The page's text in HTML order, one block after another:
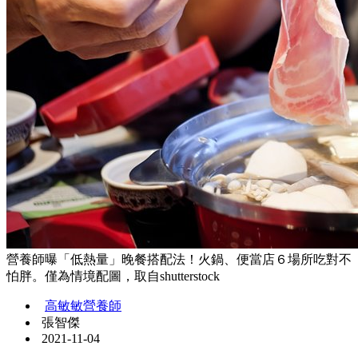
營養師曝「低熱量」晚餐搭配法！火鍋、便當店６場所吃對不
怕胖。僅為情境配圖，取自shutterstock
高敏敏營養師
張智傑
2021-11-04